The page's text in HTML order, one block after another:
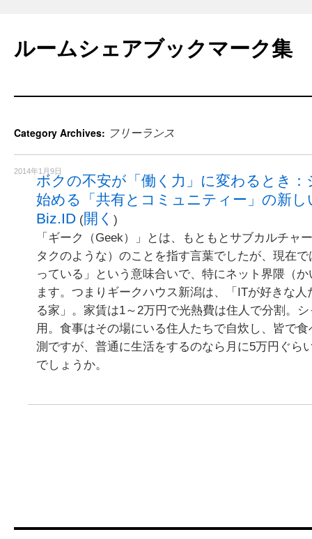
content
ルームシェアブックマーク集
Category Archives: フリーランス
2014年1月9日
ボクの不安が「働く力」に変わるとき
始める「共有とコミュニティー」の新
Biz.ID (開く )
「ギーク（Geek）」とは、もともとサブカルチャ
タクのような）のことを指す言葉でしたが、現在
っている」という意味合いで、特にネット界隈（
ます。つまりギークハウス新潟は、「ITが好きな
る家」。家賃は1～2万円で光熱費は住人で分割。
用。食事はその場にいる住人たちで自炊し、皆で
測ですが、普通に生活をするのなら月に5万円ぐら
でしょうか。